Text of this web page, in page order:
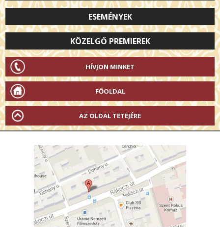
ESEMÉNYEK
KÖZELGŐ PREMIEREK
HÍVJON MINKET
FŐOLDAL
AZ OLDAL TETEJÉRE